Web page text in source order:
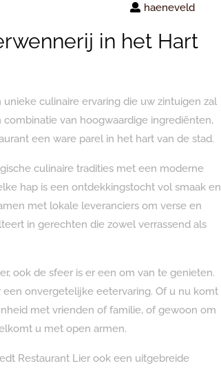
haeneveld
in het Hart
culinaire ervaring die uw zintuigen zal
van hoogwaardige ingrediënten,
een ware parel in het hart van de stad.
culinaire tradities met een moderne
hap is een ontdekkingstocht vol smaak en
met lokale leveranciers om verse en
in gerechten die zowel verrassend als
ook de sfeer is er een om van te genieten.
onvergetelijke eetervaring. Of u nu komt
met vrienden of familie, of gewoon om
u met open armen.
Restaurant Lier ook een uitgebreide